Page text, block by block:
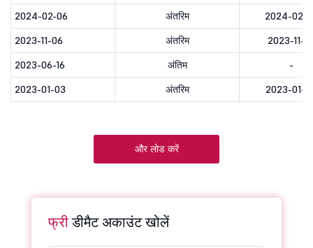
2024-02-06
अंतरिम
2024-02-
2023-11-06
अंतरिम
2023-11-
2023-06-16
अंतिम
-
2023-01-03
अंतरिम 2023-01-
और लोड करें
फ्रीडीमैट अकाउंट खोलें